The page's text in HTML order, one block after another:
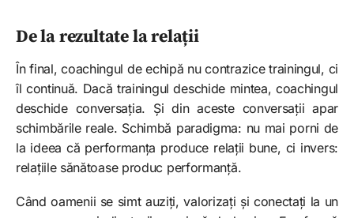
De la rezultate la relații
În final, coachingul de echipă nu contrazice trainingul, ci
îl continuă. Dacă trainingul deschide mintea, coachingul
deschide conversația. Și din aceste conversații apar
schimbările reale. Schimbă paradigma: nu mai porni de
la ideea că performanța produce relații bune, ci invers:
relațiile sănătoase produc performanță.
Când oamenii se simt auziți, valorizați și conectați la un